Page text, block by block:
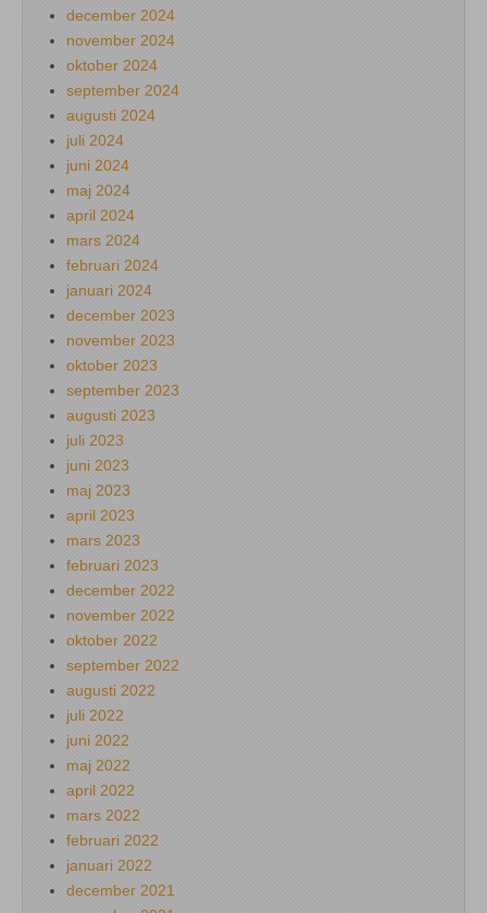
december 2024
november 2024
oktober 2024
september 2024
augusti 2024
juli 2024
juni 2024
maj 2024
april 2024
mars 2024
februari 2024
januari 2024
december 2023
november 2023
oktober 2023
september 2023
augusti 2023
juli 2023
juni 2023
maj 2023
april 2023
mars 2023
februari 2023
december 2022
november 2022
oktober 2022
september 2022
augusti 2022
juli 2022
juni 2022
maj 2022
april 2022
mars 2022
februari 2022
januari 2022
december 2021